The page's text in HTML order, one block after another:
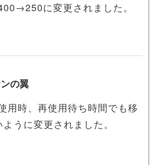
に変更されました。
の翼
用時、再使用待ち時間でも移
うに変更されました。